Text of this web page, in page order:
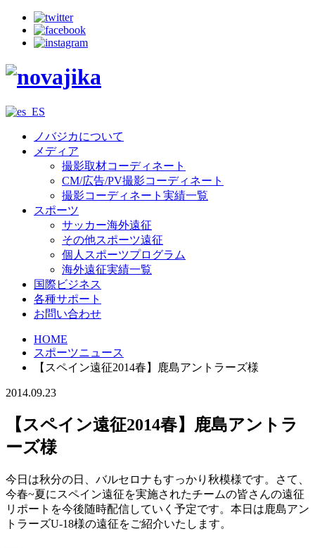
ノバジカについて
メディア
撮影取材コーディネート
CM/広告/PV撮影コーディネート
撮影コーディネート実績一覧
スポーツ
サッカー海外遠征
その他スポーツ遠征
個人スポーツプログラム
海外遠征実績一覧
国際ビジネス
各種サポート
お問い合わせ
HOME
スポーツニュース
【スペイン遠征2014春】鹿島アントラーズ様
2014.09.23
【スペイン遠征2014春】鹿島アントラ
ーズ様
今日は秋分の日、バルセロナもすっかり秋模様です。さて、
今春~夏にスペイン遠征を実施されたチームの皆さんの遠征
リポートを今後随時配信していく予定です。本日は鹿島アン
トラーズU-18様の遠征をご紹介いたします。